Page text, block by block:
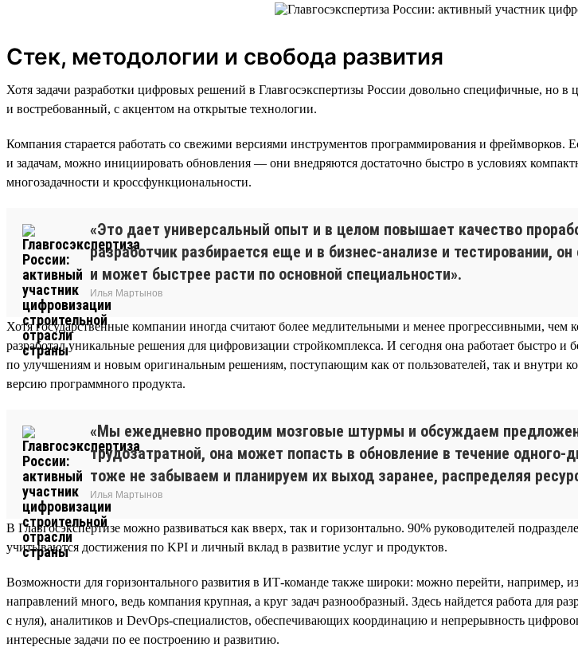
Стек, методологии и свобода развития
Хотя задачи разработки цифровых решений в Главгосэкспертизы России довольно специфичные, но
и востребованный, с акцентом на открытые технологии.
Компания старается работать со свежими версиями инструментов программирования и фреймворков.
и задачам, можно инициировать обновления — они внедряются достаточно быстро в условиях
многозадачности и кроссфункциональности.
«Это дает универсальный опыт и в целом повышает качество
разработчик разбирается еще и в бизнес-анализе и тестировании,
и может быстрее расти по основной специальности».
Илья Мартынов
Хотя государственные компании иногда считают более медлительными и менее прогрессивными, чем
разработал уникальные решения для цифровизации стройкомплекса. И сегодня она работает быстро
по улучшениям и новым оригинальным решениям, поступающим как от пользователей, так и внутри
версию программного продукта.
«Мы ежедневно проводим мозговые штурмы и обсуждаем
трудозатратной, она может попасть в обновление в течение
тоже не забываем и планируем их выход заранее, распределяя
Илья Мартынов
В Главгосэкспертизе можно развиваться как вверх, так и горизонтально. 90% руководителей
учитываются достижения по KPI и личный вклад в развитие услуг и продуктов.
Возможности для горизонтального развития в ИТ-команде также широки: можно перейти, например,
направлений много, ведь компания крупная, а круг задач разнообразный. Здесь найдется работа для
с нуля), аналитиков и DevOps-специалистов, обеспечивающих координацию и непрерывность
интересные задачи по ее построению и развитию.